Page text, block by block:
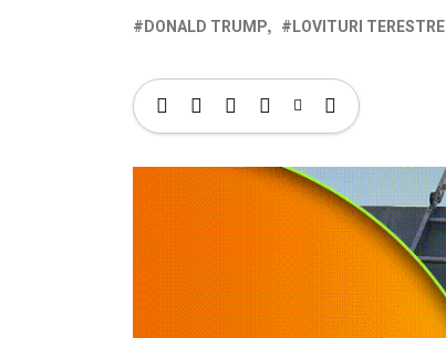
DONALD TRUMP LOVITURI TERESTRE